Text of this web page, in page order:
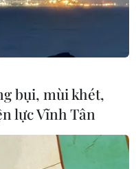
bụi, mùi khét,
lực Vĩnh Tân